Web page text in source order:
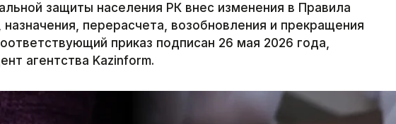
защиты населения РК внес изменения в Правила
перерасчета, возобновления и прекращения
приказ подписан 26 мая 2026 года,
агентства Kazinform.